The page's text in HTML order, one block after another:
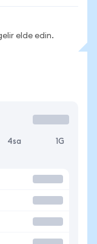
elde edin.
4sa 1G